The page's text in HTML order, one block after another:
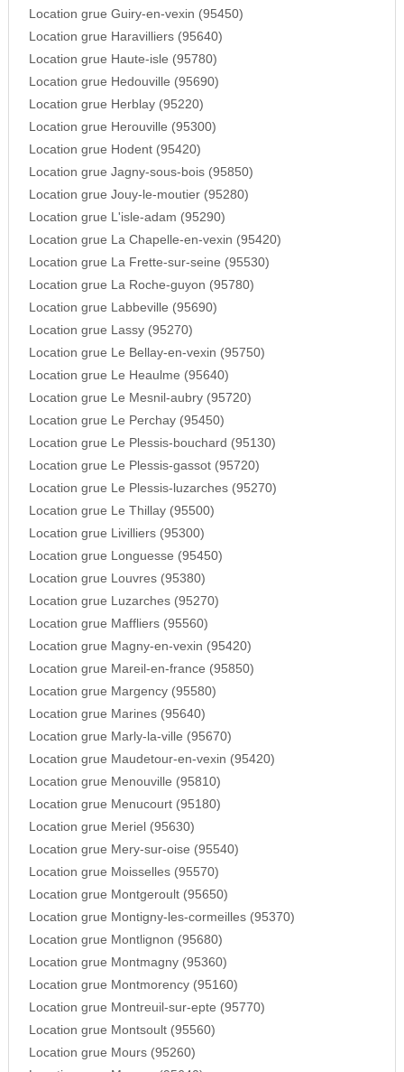
Location grue Guiry-en-vexin (95450)
Location grue Haravilliers (95640)
Location grue Haute-isle (95780)
Location grue Hedouville (95690)
Location grue Herblay (95220)
Location grue Herouville (95300)
Location grue Hodent (95420)
Location grue Jagny-sous-bois (95850)
Location grue Jouy-le-moutier (95280)
Location grue L'isle-adam (95290)
Location grue La Chapelle-en-vexin (95420)
Location grue La Frette-sur-seine (95530)
Location grue La Roche-guyon (95780)
Location grue Labbeville (95690)
Location grue Lassy (95270)
Location grue Le Bellay-en-vexin (95750)
Location grue Le Heaulme (95640)
Location grue Le Mesnil-aubry (95720)
Location grue Le Perchay (95450)
Location grue Le Plessis-bouchard (95130)
Location grue Le Plessis-gassot (95720)
Location grue Le Plessis-luzarches (95270)
Location grue Le Thillay (95500)
Location grue Livilliers (95300)
Location grue Longuesse (95450)
Location grue Louvres (95380)
Location grue Luzarches (95270)
Location grue Maffliers (95560)
Location grue Magny-en-vexin (95420)
Location grue Mareil-en-france (95850)
Location grue Margency (95580)
Location grue Marines (95640)
Location grue Marly-la-ville (95670)
Location grue Maudetour-en-vexin (95420)
Location grue Menouville (95810)
Location grue Menucourt (95180)
Location grue Meriel (95630)
Location grue Mery-sur-oise (95540)
Location grue Moisselles (95570)
Location grue Montgeroult (95650)
Location grue Montigny-les-cormeilles (95370)
Location grue Montlignon (95680)
Location grue Montmagny (95360)
Location grue Montmorency (95160)
Location grue Montreuil-sur-epte (95770)
Location grue Montsoult (95560)
Location grue Mours (95260)